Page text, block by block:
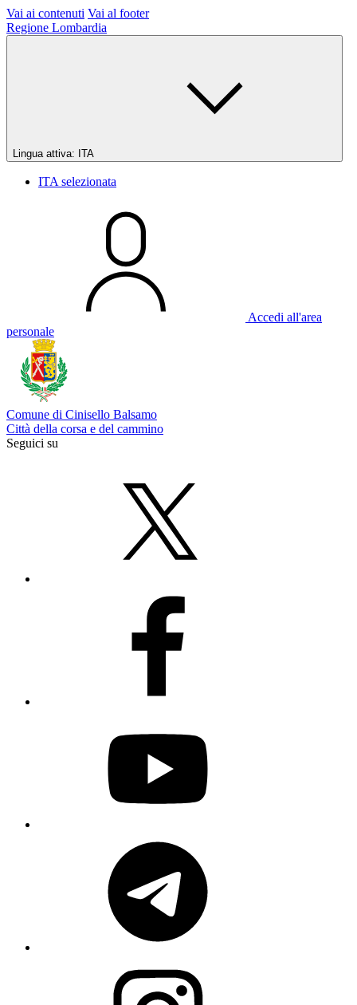
Vai ai contenuti Vai al footer
Regione Lombardia
Lingua attiva: ITA
ITA selezionata
Accedi all'area
personale
Comune di Cinisello Balsamo
Città della corsa e del cammino
Seguici su